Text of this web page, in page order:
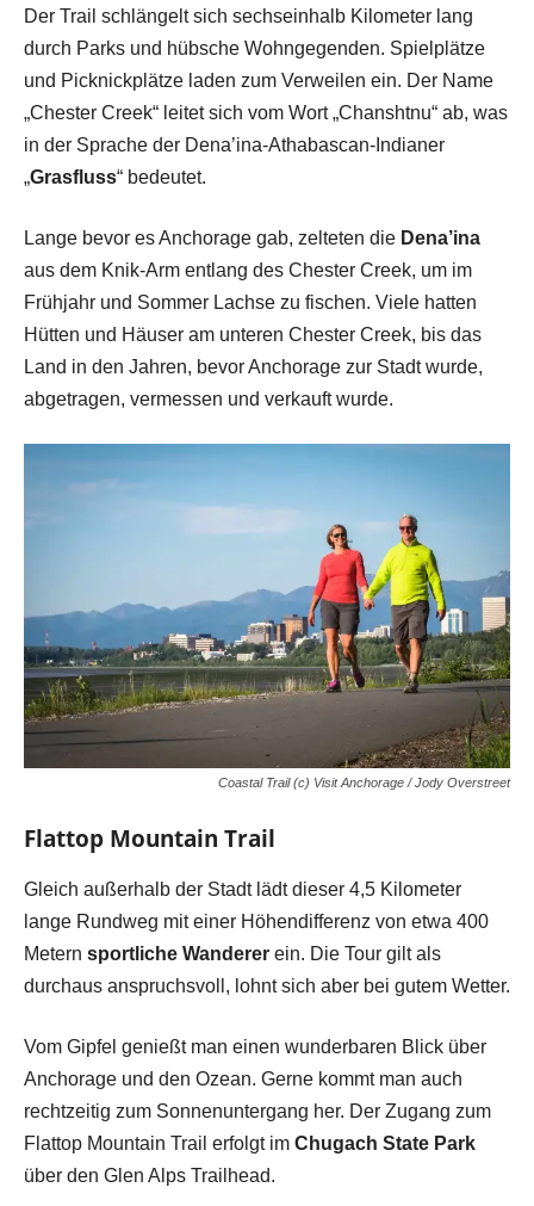
Der Trail schlängelt sich sechseinhalb Kilometer lang
durch Parks und hübsche Wohngegenden. Spielplätze
und Picknickplätze laden zum Verweilen ein. Der Name
„Chester Creek“ leitet sich vom Wort „Chanshtnu“ ab, was
in der Sprache der Dena’ina-Athabascan-Indianer
„Grasfluss“ bedeutet.
Lange bevor es Anchorage gab, zelteten die Dena’ina
aus dem Knik-Arm entlang des Chester Creek, um im
Frühjahr und Sommer Lachse zu fischen. Viele hatten
Hütten und Häuser am unteren Chester Creek, bis das
Land in den Jahren, bevor Anchorage zur Stadt wurde,
abgetragen, vermessen und verkauft wurde.
Coastal Trail (c) Visit Anchorage / Jody Overstreet
Flattop Mountain Trail
Gleich außerhalb der Stadt lädt dieser 4,5 Kilometer
lange Rundweg mit einer Höhendifferenz von etwa 400
Metern sportliche Wanderer ein. Die Tour gilt als
durchaus anspruchsvoll, lohnt sich aber bei gutem Wetter.
Vom Gipfel genießt man einen wunderbaren Blick über
Anchorage und den Ozean. Gerne kommt man auch
rechtzeitig zum Sonnenuntergang her. Der Zugang zum
Flattop Mountain Trail erfolgt im Chugach State Park
über den Glen Alps Trailhead.